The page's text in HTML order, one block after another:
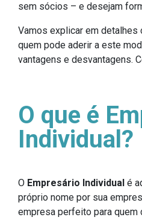
sem sócios – e desejam
Vamos explicar em detalhes
quem pode aderir a este
vantagens e desvantagens.
O que é
Individual?
O Empresário Individual é
próprio nome por sua
empresa perfeito para